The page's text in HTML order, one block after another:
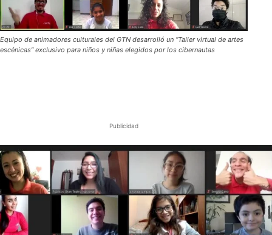
Equipo de animadores culturales del GTN desarrolló un “Taller virtual de artes
escénicas” exclusivo para niños y niñas elegidos por los cibernautas
Publicidad